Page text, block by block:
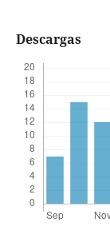
Descargas